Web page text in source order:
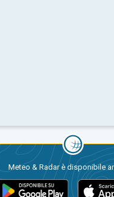
Meteo & Radar è disponibile